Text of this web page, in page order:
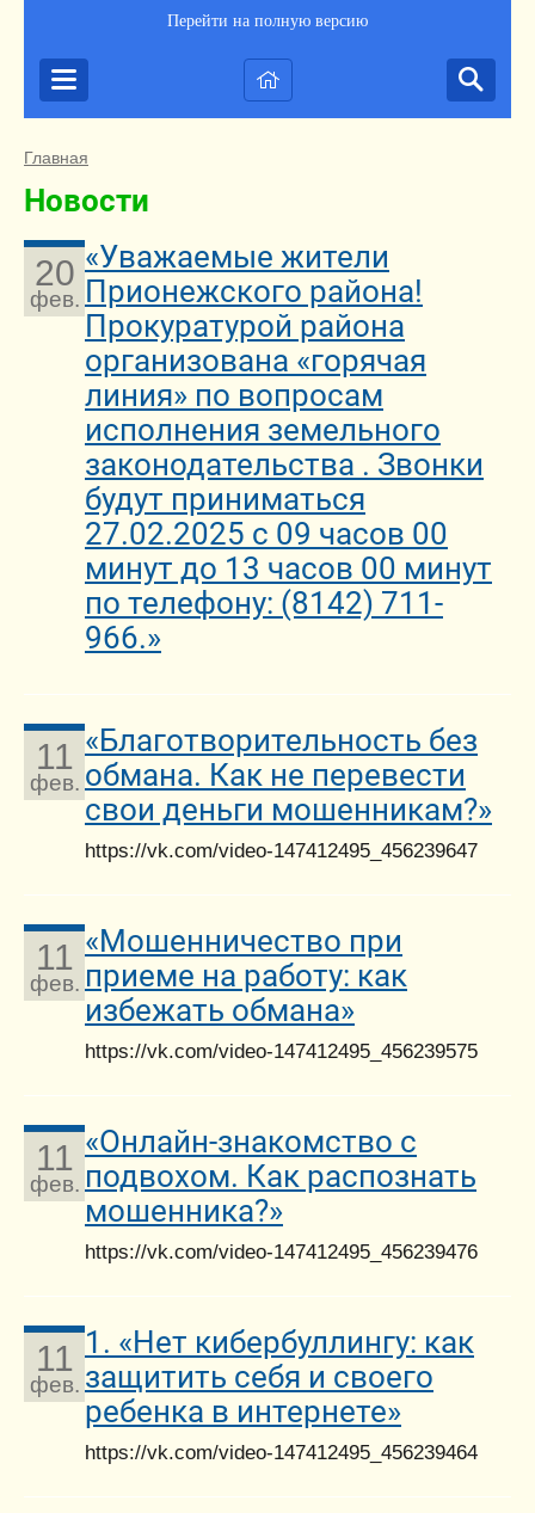
Перейти на полную версию
Главная
Новости
20
фев.
«Уважаемые жители
Прионежского района!
Прокуратурой района
организована «горячая
линия» по вопросам
исполнения земельного
законодательства . Звонки
будут приниматься
27.02.2025 с 09 часов 00
минут до 13 часов 00 минут
по телефону: (8142) 711-
966.»
11
фев.
«Благотворительность без
обмана. Как не перевести
свои деньги мошенникам?»
https://vk.com/video-147412495_456239647
11
фев.
«Мошенничество при
приеме на работу: как
избежать обмана»
https://vk.com/video-147412495_456239575
11
фев.
«Онлайн-знакомство с
подвохом. Как распознать
мошенника?»
https://vk.com/video-147412495_456239476
11
фев.
1. «Нет кибербуллингу: как
защитить себя и своего
ребенка в интернете»
https://vk.com/video-147412495_456239464